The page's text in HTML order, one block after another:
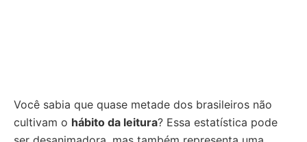
Você sabia que quase metade dos brasileiros não
cultivam o hábito da leitura? Essa estatística pode